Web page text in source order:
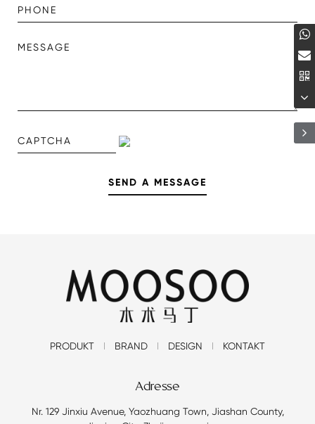
PRODUKT BRAND DESIGN KONTAKT
Adresse
Nr. 129 Jinxiu Avenue, Yaozhuang Town, Jiashan County,